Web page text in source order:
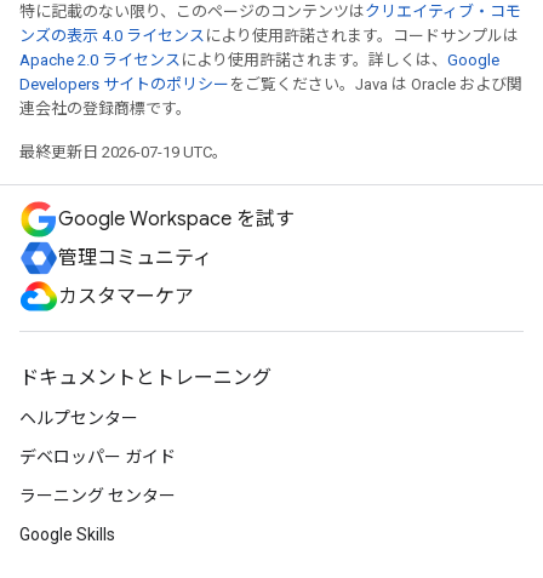
特に記載のない限り、このページのコンテンツはクリエイティブ・コモ
ンズの表示 4.0 ライセンス により使用許諾されます。コードサンプルは
Apache 2.0 ライセンス により使用許諾されます。詳しくは、 Google
Developers サイトのポリシー をご覧ください。Java は Oracle および関
連会社の登録商標です。
最終更新日 2026-07-19 UTC。
Google Workspace を試す
管理コミュニティ
カスタマーケア
ドキュメントとトレーニング
ヘルプセンター
デベロッパー ガイド
ラーニング センター
Google Skills